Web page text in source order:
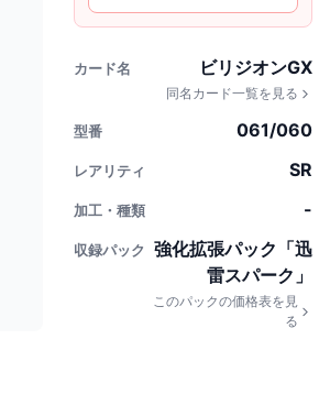
カード名 ビリジオンGX
同名カード一覧を見る
型番 061/060
レアリティ SR
加工・種類 -
収録パック
強化拡張パック「迅
雷スパーク」
このパックの価格表を見
る